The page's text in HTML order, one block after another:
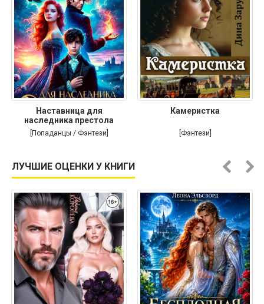
Наставница для
наследника престола
[Попаданцы / Фэнтези]
Камеристка
[Фэнтези]
ЛУЧШИЕ ОЦЕНКИ У КНИГИ